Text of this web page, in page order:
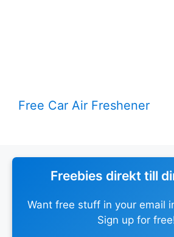
Free Car Air Freshener
Freebies direkt till
Want free stuff in your email
Sign up for